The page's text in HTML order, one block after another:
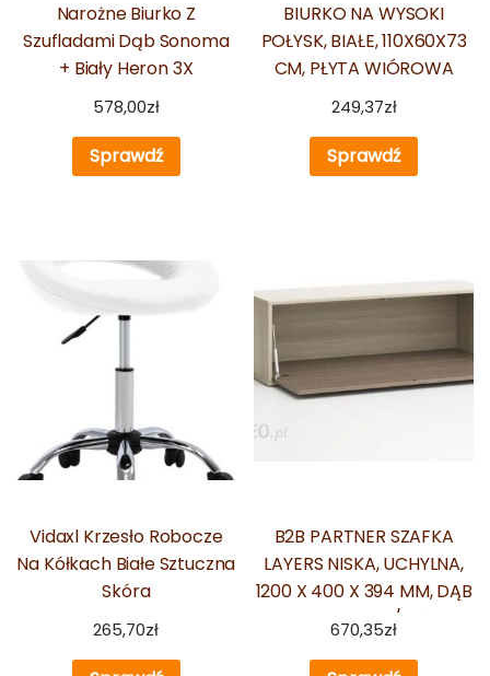
Narożne Biurko Z
Szufladami Dąb Sonoma
+ Biały Heron 3X
578,00zł
Sprawdź
BIURKO NA WYSOKI
POŁYSK, BIAŁE, 110X60X73
CM, PŁYTA WIÓROWA
249,37zł
Sprawdź
Vidaxl Krzesło Robocze
Na Kółkach Białe Sztuczna
Skóra
265,70zł
B2B PARTNER SZAFKA
LAYERS NISKA, UCHYLNA,
1200 X 400 X 394 MM, DĄB
NATURALNY /DĄB
670,35zł